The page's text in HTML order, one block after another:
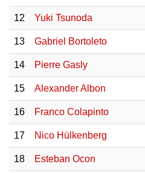
12 Yuki Tsunoda
13 Gabriel Bortoleto
14 Pierre Gasly
15 Alexander Albon
16 Franco Colapinto
17 Nico Hülkenberg
18 Esteban Ocon